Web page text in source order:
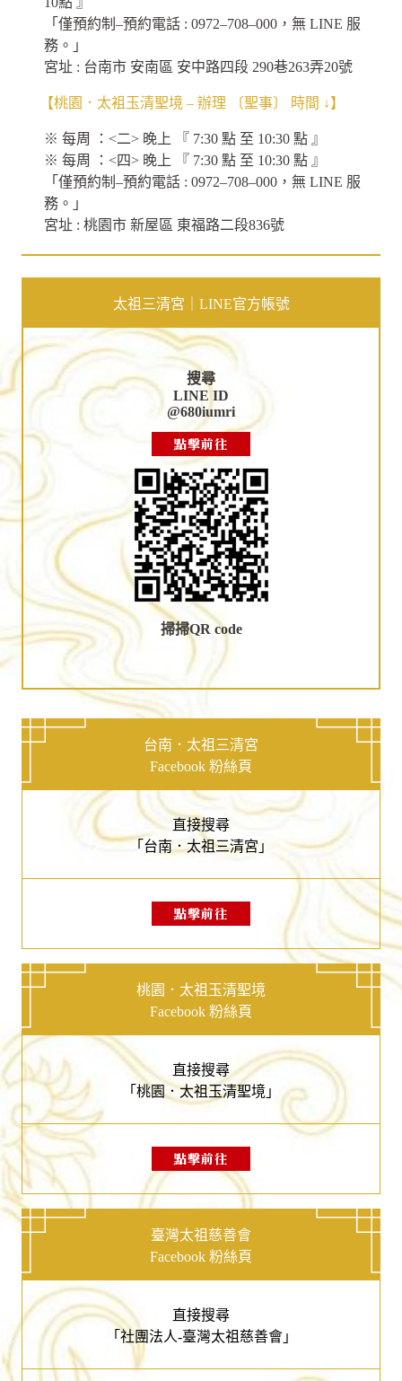
「僅預約制–預約電話 : 0972–708–000，無 LINE 服
務。」
宮址 : 台南市 安南區 安中路四段 290巷263弄20號
【桃園．太袓玉清聖境 – 辦理 〔聖事〕 時間 ↓】
※ 每周 ：<二> 晚上 『 7:30 點 至 10:30 點 』
※ 每周 ：<四> 晚上 『 7:30 點 至 10:30 點 』
「僅預約制–預約電話 : 0972–708–000，無 LINE 服
務。」
宮址 : 桃園市 新屋區 東福路二段836號
太祖三清宮｜LINE官方帳號
搜尋
LINE ID
@680iumri
點擊前往
掃掃QR code
台南．太祖三清宮
Facebook 粉絲頁
直接搜尋
「台南．太祖三清宮」
點擊前往
桃園．太祖玉清聖境
Facebook 粉絲頁
直接搜尋
「桃園．太祖玉清聖境」
點擊前往
臺灣太祖慈善會
Facebook 粉絲頁
直接搜尋
「社團法人-臺灣太祖慈善會」